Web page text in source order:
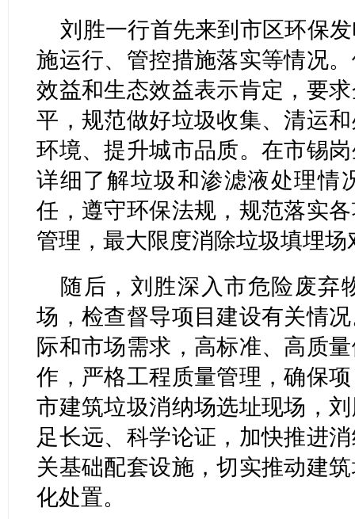
刘胜一行首先来到市区环保
施运行、管控措施落实等情况
效益和生态效益表示肯定，要
平，规范做好垃圾收集、清运
环境、提升城市品质。在市锡
详细了解垃圾和渗滤液处理情
任，遵守环保法规，规范落实
管理，最大限度消除垃圾填埋
随后，刘胜深入市危险废弃
场，检查督导项目建设有关情
际和市场需求，高标准、高质
作，严格工程质量管理，确保
市建筑垃圾消纳场选址现场，
足长远、科学论证，加快推进
关基础配套设施，切实推动建
化处置。